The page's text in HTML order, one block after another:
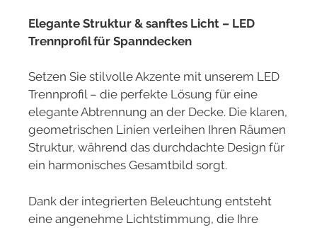
Elegante Struktur & sanftes Licht – LED
Trennprofil für Spanndecken
Setzen Sie stilvolle Akzente mit unserem LED
Trennprofil – die perfekte Lösung für eine
elegante Abtrennung an der Decke. Die klaren,
geometrischen Linien verleihen Ihren Räumen
Struktur, während das durchdachte Design für
ein harmonisches Gesamtbild sorgt.
Dank der integrierten Beleuchtung entsteht
eine angenehme Lichtstimmung, die Ihre